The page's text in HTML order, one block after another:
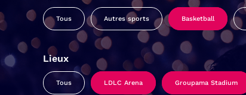
Tous Autres sports Basketball
Lieux
Tous LDLC Arena Groupama Stadium